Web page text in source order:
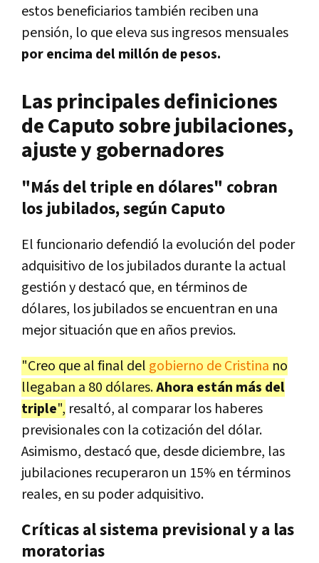
estos beneficiarios también reciben una
pensión, lo que eleva sus ingresos mensuales
por encima del millón de pesos.
Las principales definiciones
de Caputo sobre jubilaciones,
ajuste y gobernadores
"Más del triple en dólares" cobran
los jubilados, según Caputo
El funcionario defendió la evolución del poder
adquisitivo de los jubilados durante la actual
gestión y destacó que, en términos de
dólares, los jubilados se encuentran en una
mejor situación que en años previos.
"Creo que al final del gobierno de Cristina no
llegaban a 80 dólares.Ahora están más del
triple", resaltó, al comparar los haberes
previsionales con la cotización del dólar.
Asimismo, destacó que, desde diciembre, las
jubilaciones recuperaron un 15% en términos
reales, en su poder adquisitivo.
Críticas al sistema previsional y a las
moratorias